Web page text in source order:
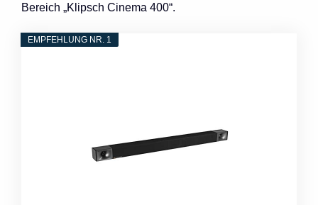
Bereich „Klipsch Cinema 400“.
EMPFEHLUNG NR. 1